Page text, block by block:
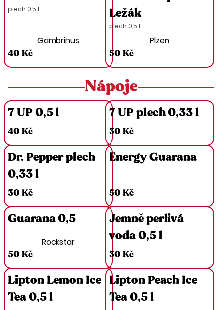
plech 0,5 l
Gambrinus
40 Kč
Ležák
plech 0,5 l
Plzen
50 Kč
Nápoje
7 UP 0,5 l
40 Kč
7 UP plech 0,33 l
30 Kč
Dr. Pepper plech
0,33 l
30 Kč
Energy Guarana
50 Kč
Guarana 0,5
Rockstar
50 Kč
Jemně perlivá
voda 0,5 l
30 Kč
Lipton Lemon Ice
Tea 0,5 l
Lipton Peach Ice
Tea 0,5 l